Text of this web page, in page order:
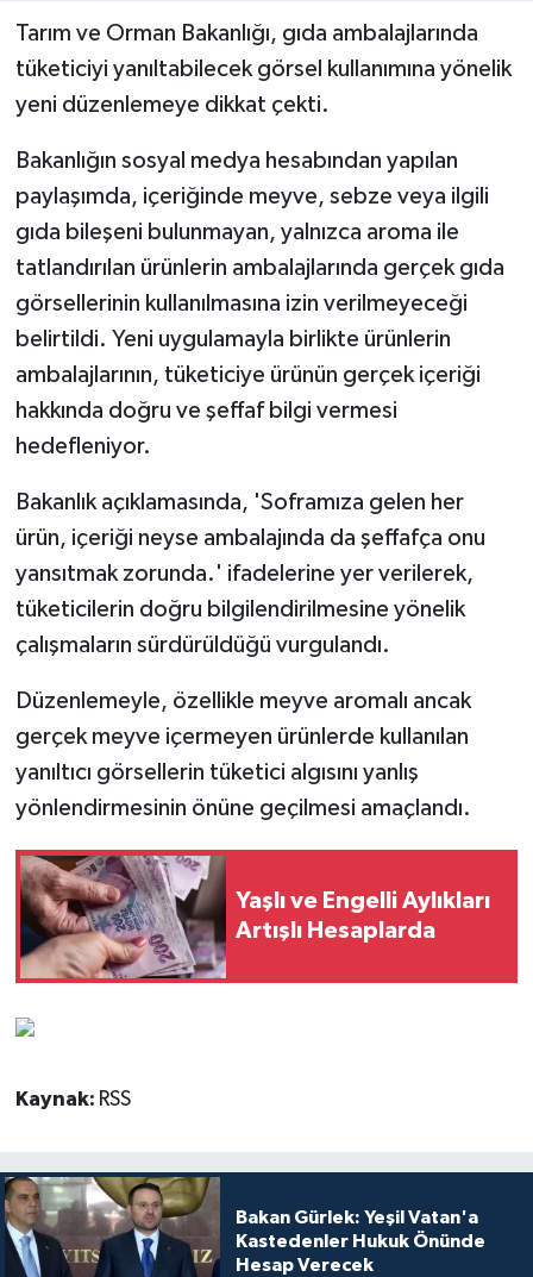
Tarım ve Orman Bakanlığı, gıda ambalajlarında
tüketiciyi yanıltabilecek görsel kullanımına yönelik
yeni düzenlemeye dikkat çekti.
Bakanlığın sosyal medya hesabından yapılan
paylaşımda, içeriğinde meyve, sebze veya ilgili
gıda bileşeni bulunmayan, yalnızca aroma ile
tatlandırılan ürünlerin ambalajlarında gerçek gıda
görsellerinin kullanılmasına izin verilmeyeceği
belirtildi. Yeni uygulamayla birlikte ürünlerin
ambalajlarının, tüketiciye ürünün gerçek içeriği
hakkında doğru ve şeffaf bilgi vermesi
hedefleniyor.
Bakanlık açıklamasında, 'Soframıza gelen her
ürün, içeriği neyse ambalajında da şeffafça onu
yansıtmak zorunda.' ifadelerine yer verilerek,
tüketicilerin doğru bilgilendirilmesine yönelik
çalışmaların sürdürüldüğü vurgulandı.
Düzenlemeyle, özellikle meyve aromalı ancak
gerçek meyve içermeyen ürünlerde kullanılan
yanıltıcı görsellerin tüketici algısını yanlış
yönlendirmesinin önüne geçilmesi amaçlandı.
Yaşlı ve Engelli Aylıkları
Artışlı Hesaplarda
Kaynak: RSS
Bakan Gürlek: Yeşil Vatan'a
Kastedenler Hukuk Önünde
Hesap Verecek